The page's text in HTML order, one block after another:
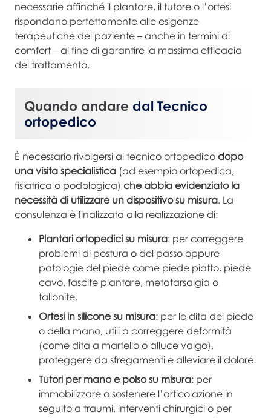
necessarie affinché il plantare, il tutore o l’ortesi
rispondano perfettamente alle esigenze
terapeutiche del paziente – anche in termini di
comfort – al fine di garantire la massima efficacia
del trattamento.
Quando andare dal Tecnico
ortopedico
È necessario rivolgersi al tecnico ortopedico dopo
una visita specialistica (ad esempio ortopedica,
fisiatrica o podologica) che abbia evidenziato la
necessità di utilizzare un dispositivo su misura. La
consulenza è finalizzata alla realizzazione di:
Plantari ortopedici su misura: per correggere
problemi di postura o del passo oppure
patologie del piede come piede piatto, piede
cavo, fascite plantare, metatarsalgia o
tallonite.
Ortesi in silicone su misura: per le dita del piede
o della mano, utili a correggere deformità
(come dita a martello o alluce valgo),
proteggere da sfregamenti e alleviare il dolore.
Tutori per mano e polso su misura: per
immobilizzare o sostenere l’articolazione in
seguito a traumi, interventi chirurgici o per